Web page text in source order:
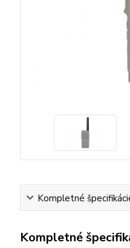
Kompletné
Kompletné